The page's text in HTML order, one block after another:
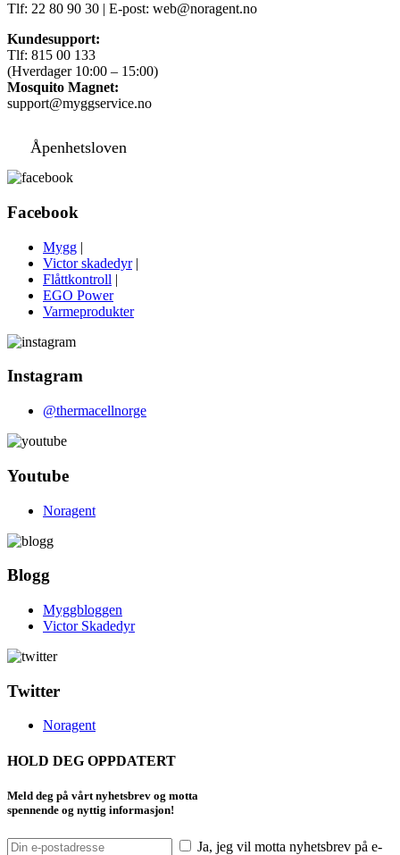
Tlf: 22 80 90 30 | E-post: web@noragent.no
Kundesupport:
Tlf: 815 00 133
(Hverdager 10:00 – 15:00)
Mosquito Magnet:
support@myggservice.no
Åpenhetsloven
Facebook
Mygg |
Victor skadedyr |
Flåttkontroll |
EGO Power
Varmeprodukter
Instagram
@thermacellnorge
Youtube
Noragent
Blogg
Myggbloggen
Victor Skadedyr
Twitter
Noragent
HOLD DEG OPPDATERT
Meld deg på vårt nyhetsbrev og motta
spennende og nyttig informasjon!
Ja, jeg vil motta nyhetsbrev på e-